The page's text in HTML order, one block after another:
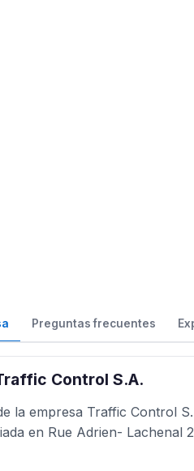
Preguntas frecuentes
Control S.A.
la empresa Traffic Control
en Rue Adrien- Lachenal